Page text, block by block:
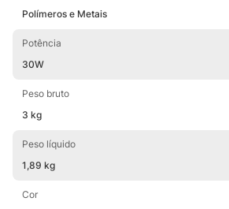
Polímeros e Metais
Potência
30W
Peso bruto
3 kg
Peso líquido
1,89 kg
Cor